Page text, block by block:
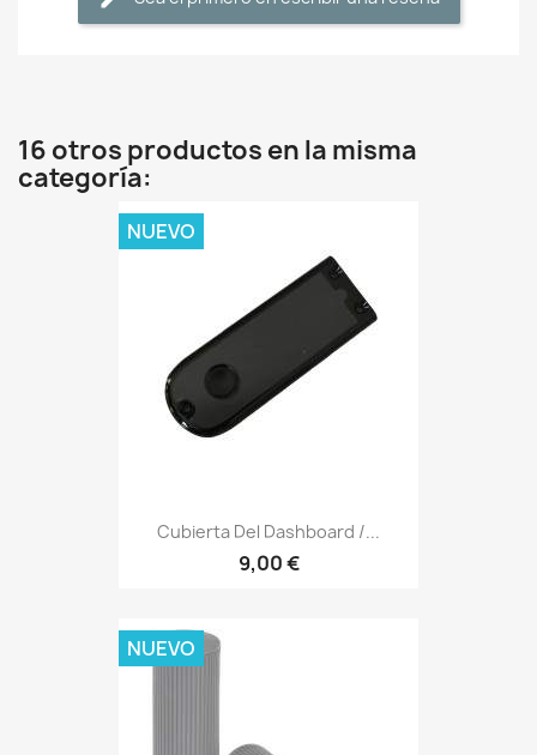
16 otros productos en la misma
categoría:
Cubierta Del Dashboard /...
9,00 €
NUEVO
NUEVO